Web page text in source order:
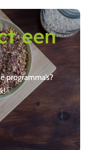
een
programma’s?